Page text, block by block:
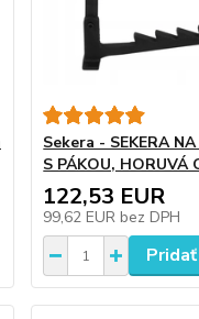
Sekera - SEKERA
S PÁKOU, HORUVÁ
122,53 EUR
99,62 EUR bez DPH